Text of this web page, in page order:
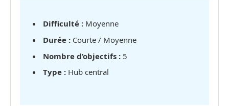
Difficulté : Moyenne
Durée : Courte / Moyenne
Nombre d’objectifs : 5
Type : Hub central